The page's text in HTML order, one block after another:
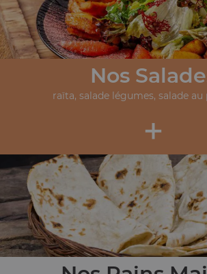
Nos
raïta, salade légumes, salade au
+